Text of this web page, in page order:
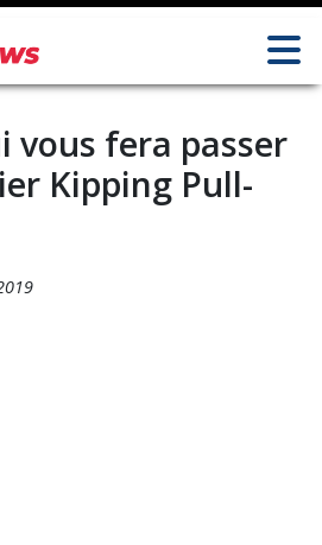
vous fera passer
Kipping Pull-